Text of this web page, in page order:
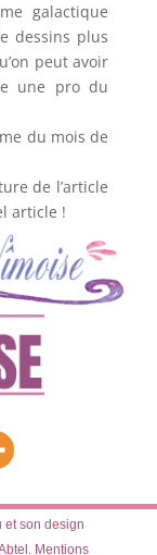
galactique
dessins plus
peut avoir
une pro du
du mois de
de l’article
article !
et son design
Mentions